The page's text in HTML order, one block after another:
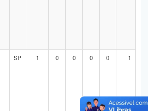
SP 1 0 0 0 0 1